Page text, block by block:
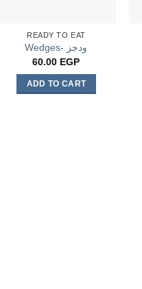
READY TO EAT
Wedges- ودجز
60.00 EGP
ADD TO CART